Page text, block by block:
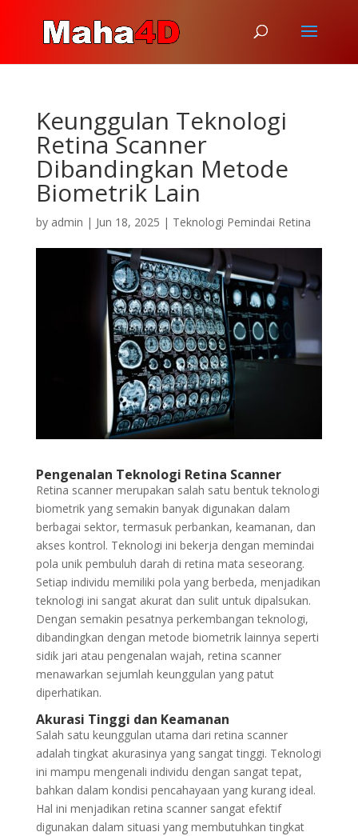
Keunggulan Teknologi
Retina Scanner
Dibandingkan Metode
Biometrik Lain
by admin | Jun 18, 2025 | Teknologi Pemindai Retina
Pengenalan Teknologi Retina Scanner
Retina scanner merupakan salah satu bentuk teknologi
biometrik yang semakin banyak digunakan dalam
berbagai sektor, termasuk perbankan, keamanan, dan
akses kontrol. Teknologi ini bekerja dengan memindai
pola unik pembuluh darah di retina mata seseorang.
Setiap individu memiliki pola yang berbeda, menjadikan
teknologi ini sangat akurat dan sulit untuk dipalsukan.
Dengan semakin pesatnya perkembangan teknologi,
dibandingkan dengan metode biometrik lainnya seperti
sidik jari atau pengenalan wajah, retina scanner
menawarkan sejumlah keunggulan yang patut
diperhatikan.
Akurasi Tinggi dan Keamanan
Salah satu keunggulan utama dari retina scanner
adalah tingkat akurasinya yang sangat tinggi. Teknologi
ini mampu mengenali individu dengan sangat tepat,
bahkan dalam kondisi pencahayaan yang kurang ideal.
Hal ini menjadikan retina scanner sangat efektif
digunakan dalam situasi yang membutuhkan tingkat